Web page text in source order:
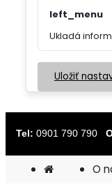
left_menu
Ukladá
Uložiť
Tel: 0901 790 790
O